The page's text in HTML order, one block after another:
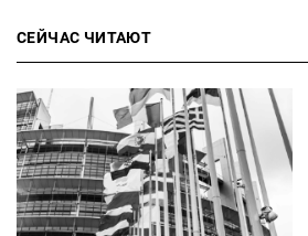
СЕЙЧАС ЧИТАЮТ